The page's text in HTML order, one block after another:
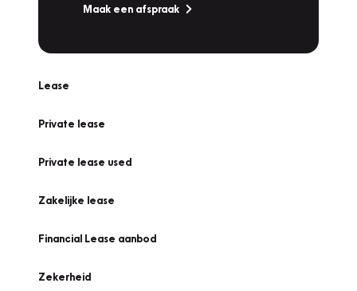
Maak een afspraak
Lease
Private lease
Private lease used
Zakelijke lease
Financial Lease aanbod
Zekerheid